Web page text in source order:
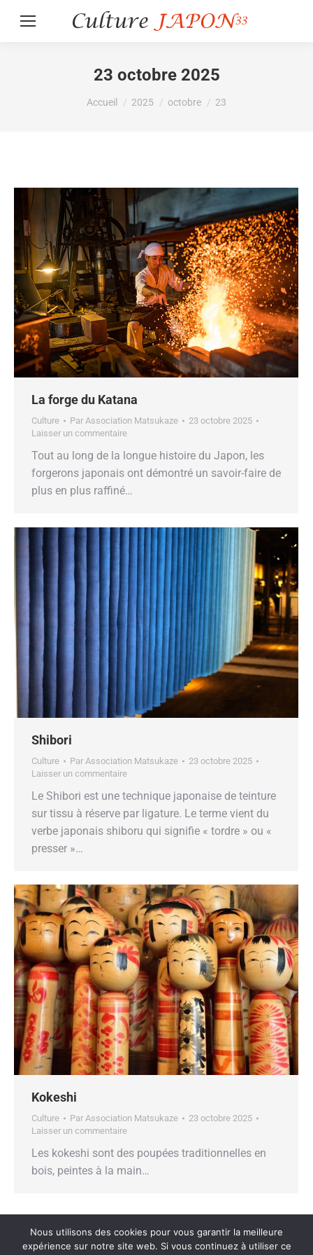
23 octobre 2025
Vous êtes ici :
Accueil 2025 octobre 23
La forge du Katana
Culture Par Association Matsukaze
23 octobre 2025
Laisser un commentaire
Tout au long de la longue histoire du Japon, les
forgerons japonais ont démontré un savoir-faire de
plus en plus raffiné…
Shibori
Culture Par Association Matsukaze
23 octobre 2025
Laisser un commentaire
Le Shibori est une technique japonaise de teinture
sur tissu à réserve par ligature. Le terme vient du
verbe japonais shiboru qui signifie « tordre » ou «
presser »…
Kokeshi
Culture Par Association Matsukaze
23 octobre 2025
Laisser un commentaire
Les kokeshi sont des poupées traditionnelles en
bois, peintes à la main…
Nous utilisons des cookies pour vous garantir la meilleure
expérience sur notre site web. Si vous continuez à utiliser ce